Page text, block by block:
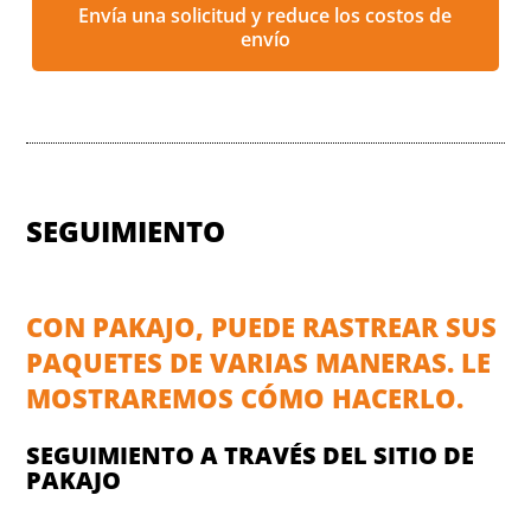
Envía una solicitud y reduce los costos de
envío
SEGUIMIENTO
CON PAKAJO, PUEDE RASTREAR SUS
PAQUETES DE VARIAS MANERAS. LE
MOSTRAREMOS CÓMO HACERLO.
SEGUIMIENTO A TRAVÉS DEL SITIO DE
PAKAJO